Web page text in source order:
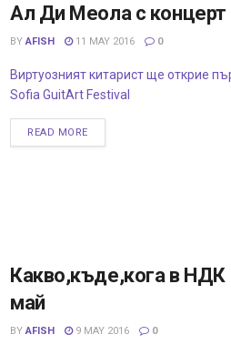
Ал Ди Меола с
BY AFISH 11 MAY 2016 0
Виртуозният китарист ще открие
Sofia GuitArt Festival
READ MORE
Какво,къде,кога в НДК
май
BY AFISH 9 MAY 2016 0